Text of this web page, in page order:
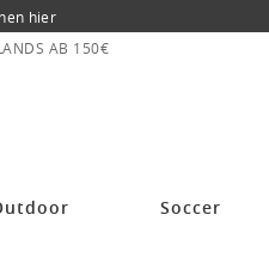
hier
AB 150€
Soccer